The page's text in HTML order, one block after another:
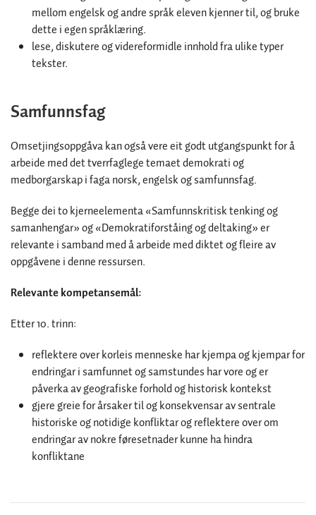
mellom engelsk og andre språk eleven kjenner til, og bruke
dette i egen språklæring.
lese, diskutere og videreformidle innhold fra ulike typer
tekster.
Samfunnsfag
Omsetjingsoppgåva kan også vere eit godt utgangspunkt for å
arbeide med det tverrfaglege temaet demokrati og
medborgarskap i faga norsk, engelsk og samfunnsfag.
Begge dei to kjerneelementa «Samfunnskritisk tenking og
samanhengar» og «Demokratiforståing og deltaking» er
relevante i samband med å arbeide med diktet og fleire av
oppgåvene i denne ressursen.
Relevante kompetansemål:
Etter 10. trinn:
reflektere over korleis menneske har kjempa og kjempar for
endringar i samfunnet og samstundes har vore og er
påverka av geografiske forhold og historisk kontekst
gjere greie for årsaker til og konsekvensar av sentrale
historiske og notidige konfliktar og reflektere over om
endringar av nokre føresetnader kunne ha hindra
konfliktane